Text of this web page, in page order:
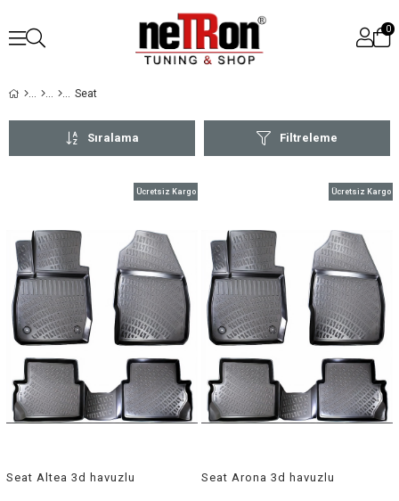
0
Seat
Filtreleme
Sıralama
Seat Altea 3d havuzlu
Ücretsiz Kargo
Seat Arona 3d havuzlu
Ücretsiz Kargo